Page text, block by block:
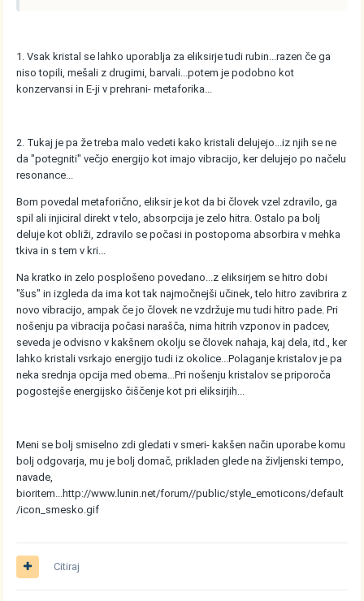
1. Vsak kristal se lahko uporablja za eliksirje tudi rubin...razen če ga
niso topili, mešali z drugimi, barvali...potem je podobno kot
konzervansi in E-ji v prehrani- metaforika...
2. Tukaj je pa že treba malo vedeti kako kristali delujejo...iz njih se ne
da "potegniti" večjo energijo kot imajo vibracijo, ker delujejo po načelu
resonance...
Bom povedal metaforično, eliksir je kot da bi človek vzel zdravilo, ga
spil ali injiciral direkt v telo, absorpcija je zelo hitra. Ostalo pa bolj
deluje kot obliži, zdravilo se počasi in postopoma absorbira v mehka
tkiva in s tem v kri...
Na kratko in zelo posplošeno povedano...z eliksirjem se hitro dobi
"šus" in izgleda da ima kot tak najmočnejši učinek, telo hitro zavibrira z
novo vibracijo, ampak če jo človek ne vzdržuje mu tudi hitro pade. Pri
nošenju pa vibracija počasi narašča, nima hitrih vzponov in padcev,
seveda je odvisno v kakšnem okolju se človek nahaja, kaj dela, itd., ker
lahko kristali vsrkajo energijo tudi iz okolice...Polaganje kristalov je pa
neka srednja opcija med obema...Pri nošenju kristalov se priporoča
pogostejše energijsko čiščenje kot pri eliksirjih...
Meni se bolj smiselno zdi gledati v smeri- kakšen način uporabe komu
bolj odgovarja, mu je bolj domač, prikladen glede na življenski tempo,
navade,
bioritem...http://www.lunin.net/forum//public/style_emoticons/default
/icon_smesko.gif
Citiraj